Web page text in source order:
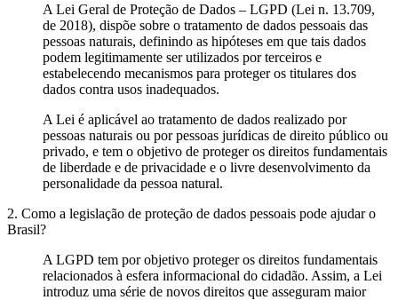
A Lei Geral de Proteção de Dados – LGPD (Lei n. 13.709,
de 2018), dispõe sobre o tratamento de dados pessoais das
pessoas naturais, definindo as hipóteses em que tais dados
podem legitimamente ser utilizados por terceiros e
estabelecendo mecanismos para proteger os titulares dos
dados contra usos inadequados.
A Lei é aplicável ao tratamento de dados realizado por
pessoas naturais ou por pessoas jurídicas de direito público ou
privado, e tem o objetivo de proteger os direitos fundamentais
de liberdade e de privacidade e o livre desenvolvimento da
personalidade da pessoa natural.
2. Como a legislação de proteção de dados pessoais pode ajudar o
Brasil?
A LGPD tem por objetivo proteger os direitos fundamentais
relacionados à esfera informacional do cidadão. Assim, a Lei
introduz uma série de novos direitos que asseguram maior